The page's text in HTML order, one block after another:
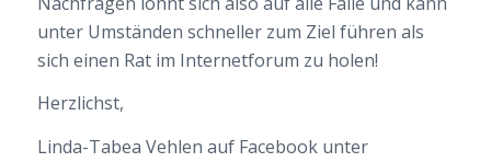
unter Umständen schneller zum Ziel führen als
sich einen Rat im Internetforum zu holen!
Herzlichst,
Linda-Tabea Vehlen auf Facebook unter